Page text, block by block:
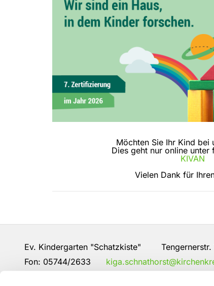
Möchten Sie Ihr Kind bei
Dies geht nur online unter
KIVAN
Vielen Dank für
Ev. Kindergarten "Schatzkiste" Tengernerstr.
Fon: 05744/2633